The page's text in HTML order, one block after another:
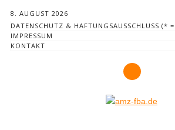
8. AUGUST 2026
DATENSCHUTZ & HAFTUNGSAUSSCHLUSS (*
IMPRESSUM
KONTAKT